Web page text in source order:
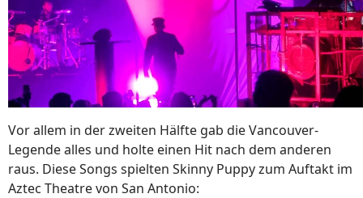
Vor allem in der zweiten Hälfte gab die Vancouver-
Legende alles und holte einen Hit nach dem anderen
raus. Diese Songs spielten Skinny Puppy zum Auftakt im
Aztec Theatre von San Antonio: